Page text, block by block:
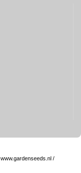
www.gardenseeds.nl /